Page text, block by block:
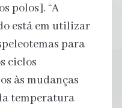
polos]. “A
está em utilizar
para
ciclos
às mudanças
temperatura